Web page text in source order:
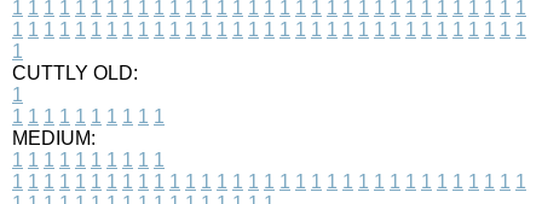
1 1 1 1 1 1 1 1 1 1 1 1 1 1 1 1 1 1 1 1 1 1 1 1 1 1 1 1 1 1 1 1 1
1 1 1 1 1 1 1 1 1 1 1 1 1 1 1 1 1 1 1 1 1 1 1 1 1 1 1 1 1 1 1 1 1
1
CUTTLY OLD:
1
1 1 1 1 1 1 1 1 1 1
MEDIUM:
1 1 1 1 1 1 1 1 1 1
1 1 1 1 1 1 1 1 1 1 1 1 1 1 1 1 1 1 1 1 1 1 1 1 1 1 1 1 1 1 1 1 1